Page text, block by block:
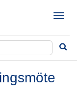
T
g
l